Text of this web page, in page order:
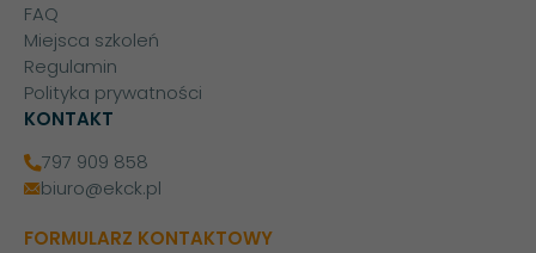
FAQ
Miejsca szkoleń
Regulamin
Polityka prywatności
KONTAKT
797 909 858
biuro@ekck.pl
FORMULARZ KONTAKTOWY